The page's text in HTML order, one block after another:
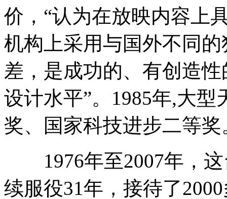
价，“认为在放映内容上
机构上采用与国外不同
差，是成功的、有创造
设计水平”。1985年,大
奖、国家科技进步二等奖
1976年至2007年，这
续服役31年，接待了